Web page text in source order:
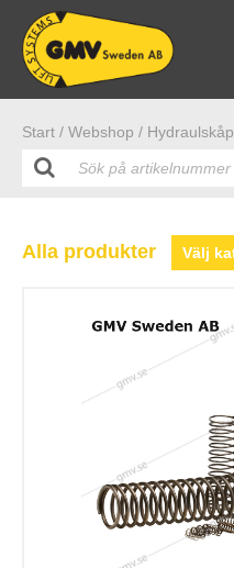
Start / Webshop / Hydraulskåp
Alla produkter